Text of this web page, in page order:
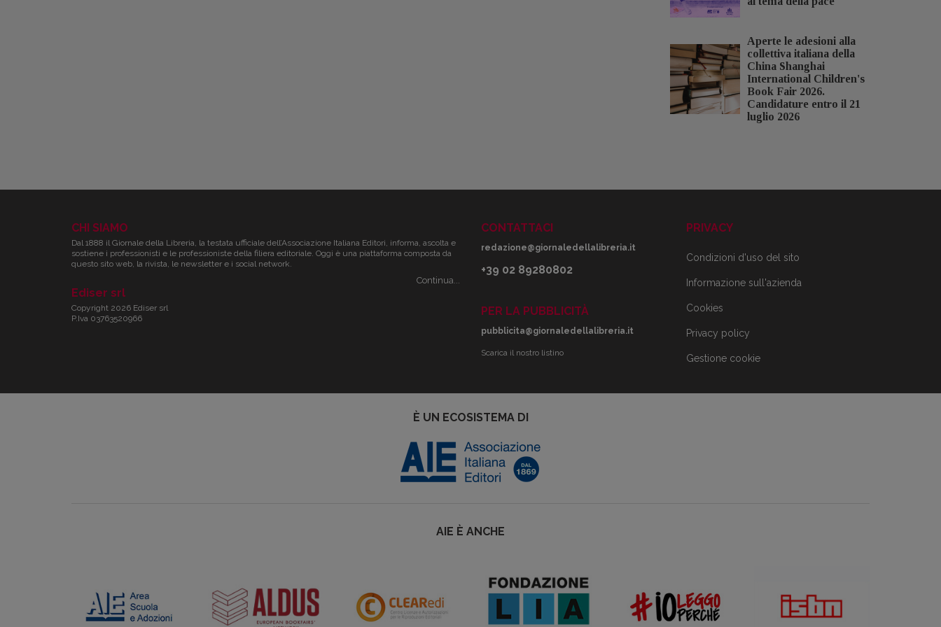
Aperte le adesioni alla
collettiva italiana della
China Shanghai
International Children's
Book Fair 2026.
Candidature entro il 21
luglio 2026
CHI SIAMO
Dal 1888 il Giornale della Libreria, la testata ufficiale dell’Associazione Italiana Editori, informa, ascolta e
sostiene i professionisti e le professioniste della filiera editoriale. Oggi è una piattaforma composta da
questo sito web, la rivista, le newsletter e i social network.
Continua...
Ediser srl
Copyright 2026 Ediser srl
P.Iva 03763520966
CONTATTACI
redazione@giornaledellalibreria.it
+39 02 89280802
PER LA PUBBLICITÀ
pubblicita@giornaledellalibreria.it
Scarica il nostro listino
PRIVACY
Condizioni d'uso del sito
Informazione sull'azienda
Cookies
Privacy policy
Gestione cookie
È UN ECOSISTEMA DI
AIE È ANCHE